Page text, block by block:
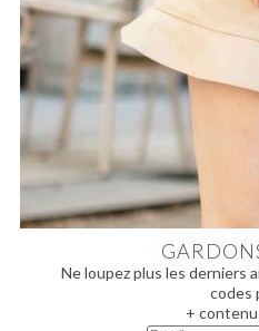
Ne loupez plus les derniers
codes
+